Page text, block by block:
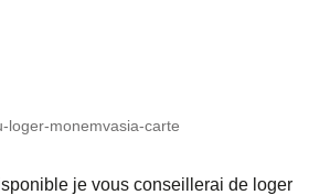
loger-monemvasia-carte
je vous conseillerai de loger